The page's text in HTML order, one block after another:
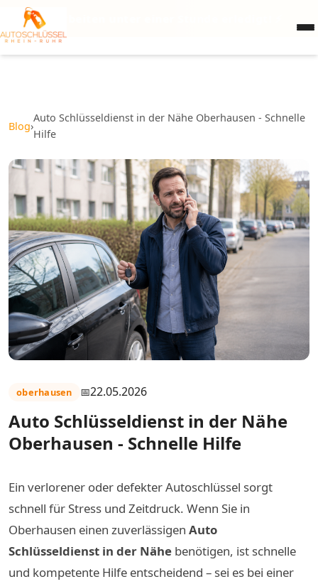
unter einer Stunde erledigt! ⚡
Blog›
Auto Schlüsseldienst in der Nähe Oberhausen - Schnelle
Hilfe
oberhausen 22.05.2026
Auto Schlüsseldienst in der Nähe
Oberhausen - Schnelle Hilfe
Ein verlorener oder defekter Autoschlüssel sorgt
schnell für Stress und Zeitdruck. Wenn Sie in
Oberhausen einen zuverlässigen Auto
Schlüsseldienst in der Nähe benötigen, ist schnelle
und kompetente Hilfe entscheidend – sei es bei einer